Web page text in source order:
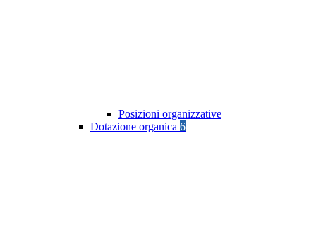
Posizioni organizzative
Dotazione organica 6